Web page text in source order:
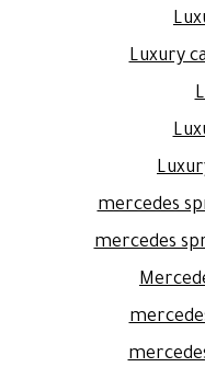
Luxury
mercedes
mercedes